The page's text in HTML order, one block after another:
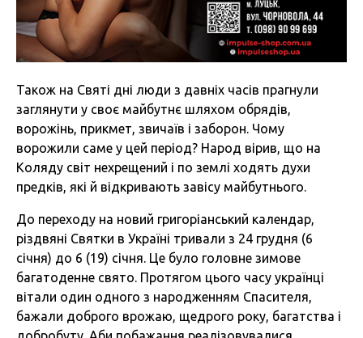
Також на Святі дні люди з давніх часів прагнули
заглянути у своє майбутнє шляхом обрядів,
ворожінь, прикмет, звичаїв і заборон. Чому
ворожили саме у цей період? Народ вірив, що на
Коляду світ нехрещений і по землі ходять духи
предків, які й відкривають завісу майбутнього.
До переходу на новий григоріанський календар,
різдвяні Святки в Україні тривали з 24 грудня (6
січня) до 6 (19) січня. Це було головне зимове
багатоденне свято. Протягом цього часу українці
вітали один одного з народженням Спасителя,
бажали доброго врожаю, щедрого року, багатства і